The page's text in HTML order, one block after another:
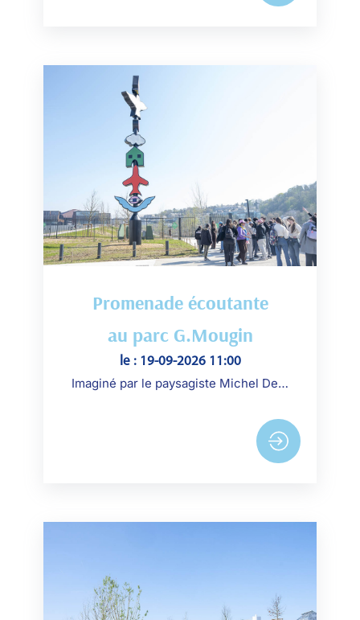
Promenade écoutante
au parc G.Mougin
le : 19-09-2026 11:00
Imaginé par le paysagiste Michel Desvigne, le parc est né d'un ambitieux projet de renaturation de l'île Seguin,